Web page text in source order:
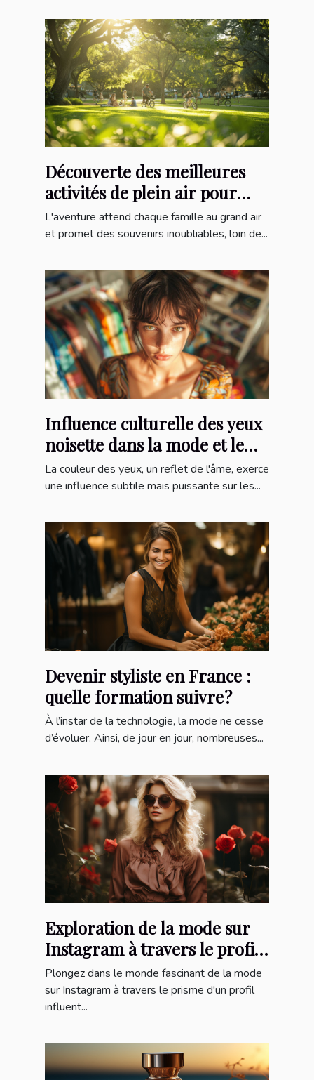
Découverte des meilleures
activités de plein air pour
toute la famille
L'aventure attend chaque famille au grand air
et promet des souvenirs inoubliables, loin de...
Influence culturelle des yeux
noisette dans la mode et le
cinéma
La couleur des yeux, un reflet de l'âme, exerce
une influence subtile mais puissante sur les...
Devenir styliste en France :
quelle formation suivre ?
À l’instar de la technologie, la mode ne cesse
d’évoluer. Ainsi, de jour en jour, nombreuses...
Exploration de la mode sur
Instagram à travers le profil
'robeprincesse_'
Plongez dans le monde fascinant de la mode
sur Instagram à travers le prisme d'un profil
influent...